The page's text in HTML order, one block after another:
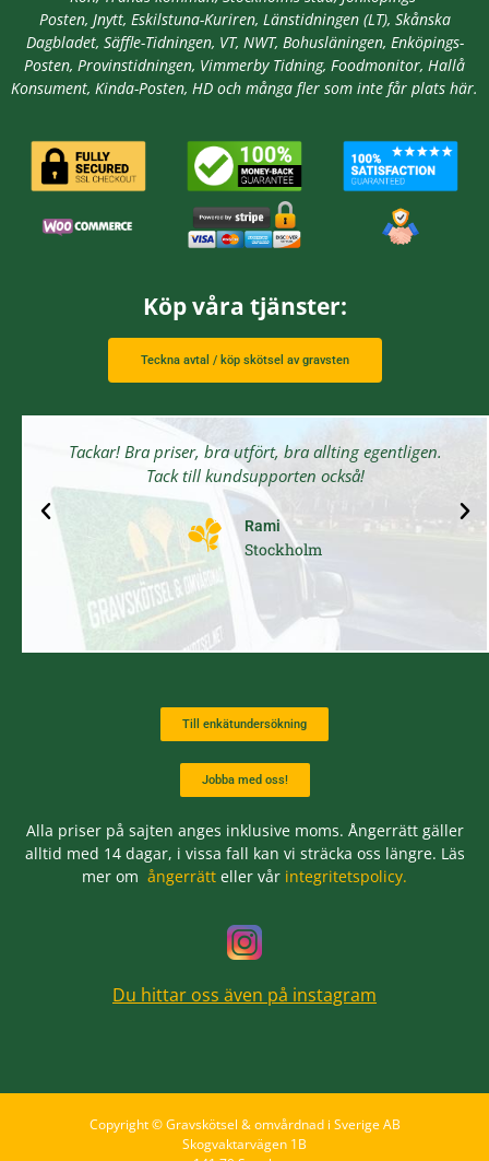
Posten, Jnytt, Eskilstuna-Kuriren, Länstidningen (LT), Skånska
Dagbladet, Säffle-Tidningen, VT, NWT, Bohusläningen, Enköpings-
Posten, Provinstidningen, Vimmerby Tidning, Foodmonitor, Hallå
Konsument, Kinda-Posten, HD och många fler som inte får plats här.
Köp våra tjänster:
Teckna avtal / köp skötsel av gravsten
Tackar! Bra priser, bra utfört, bra allting egentligen.
Tack till kundsupporten också!
Rami
Stockholm
Till enkätundersökning
Jobba med oss!
Alla priser på sajten anges inklusive moms. Ångerrätt gäller
alltid med 14 dagar, i vissa fall kan vi sträcka oss längre. Läs
mer om ångerrätt eller vår integritetspolicy.
Du hittar oss även på instagram
Copyright © Gravskötsel & omvårdnad i Sverige AB
Skogvaktarvägen 1B